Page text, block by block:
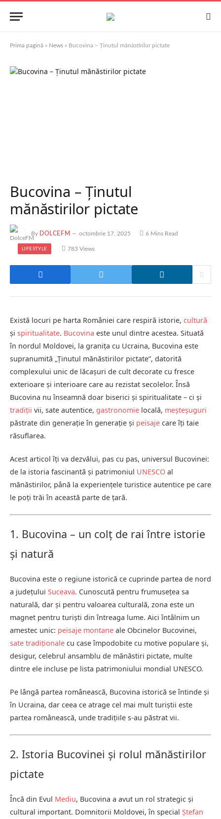
Prima pagină » News » Bucovina – Ținutul mănăstirilor pictate
Bucovina – Ținutul
mănăstirilor pictate
By DOLCEFM octombrie 17, 2025 6 Mins Read
LIFESTYLE 783 Views
Există locuri pe harta României care respiră istorie, cultură
și spiritualitate. Bucovina este unul dintre acestea. Situată
în nordul Moldovei, la granița cu Ucraina, Bucovina este
supranumită „Ținutul mănăstirilor pictate”, datorită
complexului unic de lăcașuri de cult decorate cu fresce
exterioare și interioare care au rezistat secolelor. Însă
Bucovina nu înseamnă doar biserici și spiritualitate – ci și
tradiții vii, sate autentice, gastronomie locală, meșteșuguri
păstrate din generație în generație și peisaje care îți taie
răsuflarea.
Acest articol îți va dezvălui, pas cu pas, universul Bucovinei:
de la istoria fascinantă și patrimoniul UNESCO al
mănăstirilor, până la experiențele turistice autentice pe care
le poți trăi în această parte de țară.
1. Bucovina – un colț de rai între istorie
și natură
Bucovina este o regiune istorică ce cuprinde partea de nord
a județului Suceava. Cunoscută pentru frumusețea sa
naturală, dar și pentru valoarea culturală, zona este un
magnet pentru turiști din întreaga lume. Aici întâlnim un
amestec unic: peisaje montane ale Obcinelor Bucovinei,
sate tradiționale cu case împodobite cu motive populare și,
desigur, celebrul ansamblu de mănăstiri pictate, multe
dintre ele incluse pe lista patrimoniului mondial UNESCO.
Pe lângă partea românească, Bucovina istorică se întinde și
în Ucraina, dar ceea ce atrage cel mai mult turiștii este
partea românească, unde tradițiile s-au păstrat vii.
2. Istoria Bucovinei și rolul mănăstirilor
pictate
Încă din Evul Mediu, Bucovina a avut un rol strategic și
cultural important. Domnitorii Moldovei, în special Ștefan